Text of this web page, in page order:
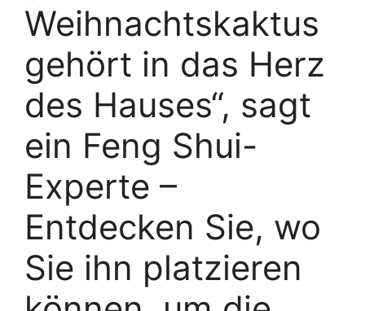
Weihnachtskaktus
gehört in das Herz
des Hauses“, sagt
ein Feng Shui-
Experte –
Entdecken Sie, wo
Sie ihn platzieren